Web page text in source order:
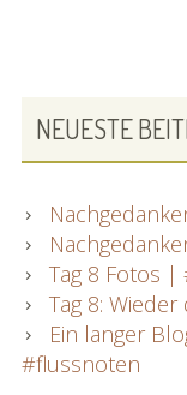
…
By
PRIMARY
SIDEBAR
NEUESTE
Tag 8 Fotos
Tag 8:
Ein langer
#flussnoten